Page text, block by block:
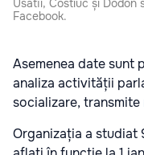
Usatîi, Costiuc și Dodon
Facebook.
Asemenea date sunt
analiza activității
socializare, transmite
Organizația a studiat